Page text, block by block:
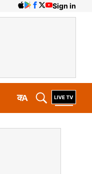
Sign in
A
क